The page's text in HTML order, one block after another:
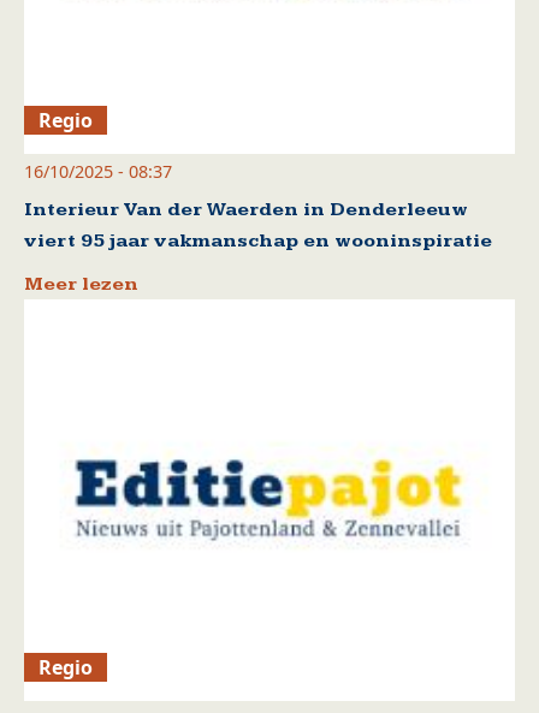
Regio
16/10/2025 - 08:37
Interieur Van der Waerden in Denderleeuw
viert 95 jaar vakmanschap en wooninspiratie
Meer lezen
Regio